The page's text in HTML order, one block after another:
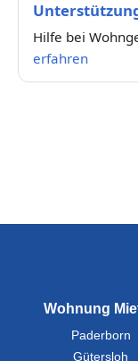
Hilfe bei
erfahren
Wohnung
Paderborn
Gütersloh